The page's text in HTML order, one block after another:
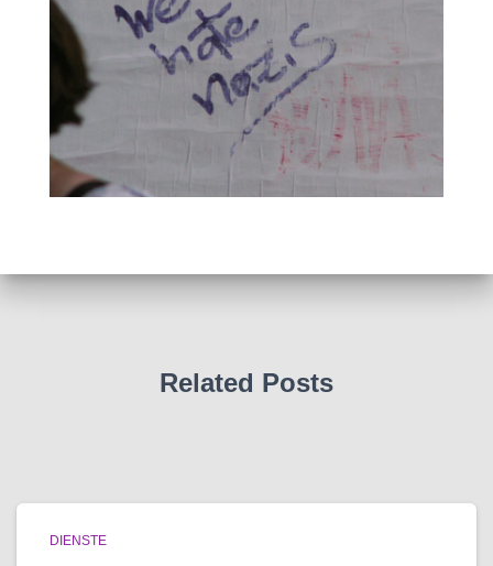
Related Posts
DIENSTE